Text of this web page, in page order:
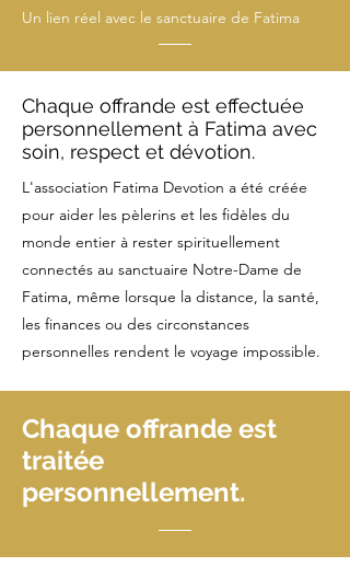
Un lien réel avec le sanctuaire de Fatima
Chaque offrande est effectuée
personnellement à Fatima avec
soin, respect et dévotion.
L'association Fatima Devotion a été créée
pour aider les pèlerins et les fidèles du
monde entier à rester spirituellement
connectés au sanctuaire Notre-Dame de
Fatima, même lorsque la distance, la santé,
les finances ou des circonstances
personnelles rendent le voyage impossible.
Chaque offrande est
traitée
personnellement.